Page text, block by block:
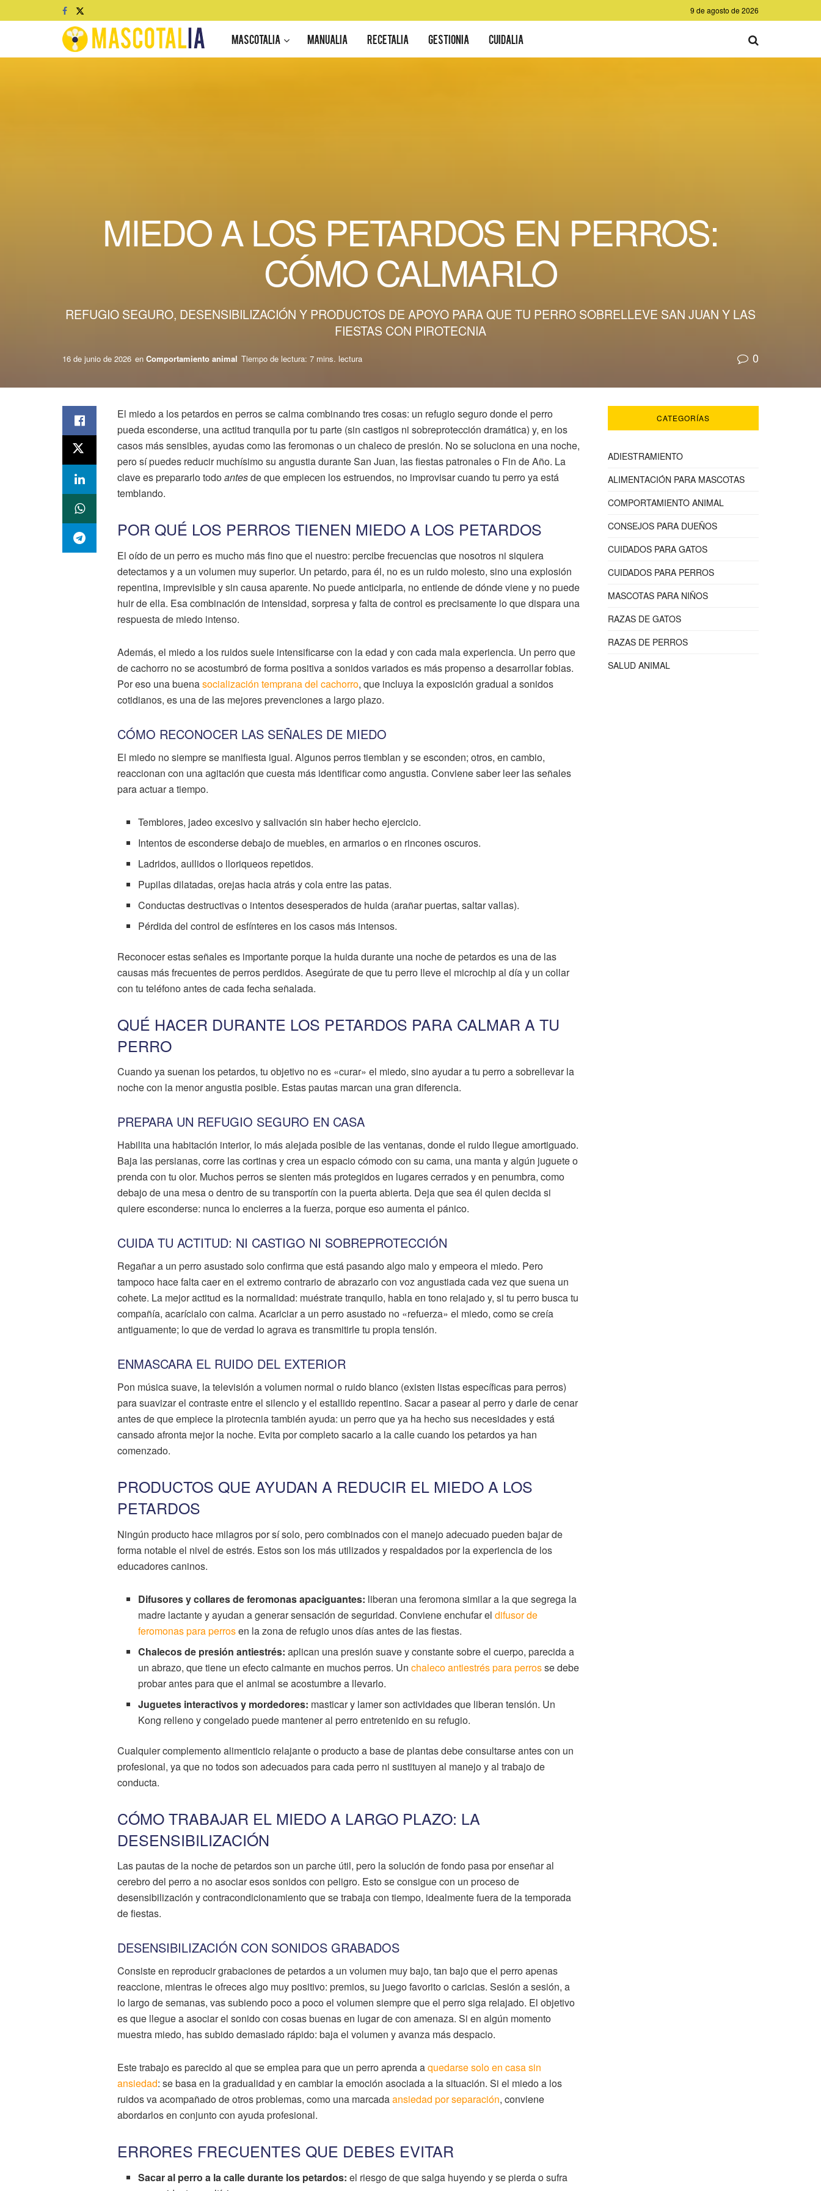
9 de agosto de 2026
MASCOTALIA MANUALIA RECETALIA GESTIONIA CUIDALIA
MIEDO A LOS PETARDOS EN PERROS:
CÓMO CALMARLO
REFUGIO SEGURO, DESENSIBILIZACIÓN Y PRODUCTOS DE APOYO PARA QUE TU PERRO SOBRELLEVE SAN JUAN Y LAS
FIESTAS CON PIROTECNIA
16 de junio de 2026 en Comportamiento animal Tiempo de lectura: 7 mins. lectura 0
El miedo a los petardos en perros se calma combinando tres cosas: un refugio seguro donde el perro
pueda esconderse, una actitud tranquila por tu parte (sin castigos ni sobreprotección dramática) y, en los
casos más sensibles, ayudas como las feromonas o un chaleco de presión. No se soluciona en una noche,
pero sí puedes reducir muchísimo su angustia durante San Juan, las fiestas patronales o Fin de Año. La
clave es prepararlo todoantesde que empiecen los estruendos, no improvisar cuando tu perro ya está
temblando.
POR QUÉ LOS PERROS TIENEN MIEDO A LOS PETARDOS
El oído de un perro es mucho más fino que el nuestro: percibe frecuencias que nosotros ni siquiera
detectamos y a un volumen muy superior. Un petardo, para él, no es un ruido molesto, sino una explosión
repentina, imprevisible y sin causa aparente. No puede anticiparla, no entiende de dónde viene y no puede
huir de ella. Esa combinación de intensidad, sorpresa y falta de control es precisamente lo que dispara una
respuesta de miedo intenso.
Además, el miedo a los ruidos suele intensificarse con la edad y con cada mala experiencia. Un perro que
de cachorro no se acostumbró de forma positiva a sonidos variados es más propenso a desarrollar fobias.
Por eso una buenasocialización temprana del cachorro, que incluya la exposición gradual a sonidos
cotidianos, es una de las mejores prevenciones a largo plazo.
CÓMO RECONOCER LAS SEÑALES DE MIEDO
El miedo no siempre se manifiesta igual. Algunos perros tiemblan y se esconden; otros, en cambio,
reaccionan con una agitación que cuesta más identificar como angustia. Conviene saber leer las señales
para actuar a tiempo.
Temblores, jadeo excesivo y salivación sin haber hecho ejercicio.
Intentos de esconderse debajo de muebles, en armarios o en rincones oscuros.
Ladridos, aullidos o lloriqueos repetidos.
Pupilas dilatadas, orejas hacia atrás y cola entre las patas.
Conductas destructivas o intentos desesperados de huida (arañar puertas, saltar vallas).
Pérdida del control de esfínteres en los casos más intensos.
Reconocer estas señales es importante porque la huida durante una noche de petardos es una de las
causas más frecuentes de perros perdidos. Asegúrate de que tu perro lleve el microchip al día y un collar
con tu teléfono antes de cada fecha señalada.
QUÉ HACER DURANTE LOS PETARDOS PARA CALMAR A TU
PERRO
Cuando ya suenan los petardos, tu objetivo no es «curar» el miedo, sino ayudar a tu perro a sobrellevar la
noche con la menor angustia posible. Estas pautas marcan una gran diferencia.
PREPARA UN REFUGIO SEGURO EN CASA
Habilita una habitación interior, lo más alejada posible de las ventanas, donde el ruido llegue amortiguado.
Baja las persianas, corre las cortinas y crea un espacio cómodo con su cama, una manta y algún juguete o
prenda con tu olor. Muchos perros se sienten más protegidos en lugares cerrados y en penumbra, como
debajo de una mesa o dentro de su transportín con la puerta abierta. Deja que sea él quien decida si
quiere esconderse: nunca lo encierres a la fuerza, porque eso aumenta el pánico.
CUIDA TU ACTITUD: NI CASTIGO NI SOBREPROTECCIÓN
Regañar a un perro asustado solo confirma que está pasando algo malo y empeora el miedo. Pero
tampoco hace falta caer en el extremo contrario de abrazarlo con voz angustiada cada vez que suena un
cohete. La mejor actitud es la normalidad: muéstrate tranquilo, habla en tono relajado y, si tu perro busca tu
compañía, acarícialo con calma. Acariciar a un perro asustado no «refuerza» el miedo, como se creía
antiguamente; lo que de verdad lo agrava es transmitirle tu propia tensión.
ENMASCARA EL RUIDO DEL EXTERIOR
Pon música suave, la televisión a volumen normal o ruido blanco (existen listas específicas para perros)
para suavizar el contraste entre el silencio y el estallido repentino. Sacar a pasear al perro y darle de cenar
antes de que empiece la pirotecnia también ayuda: un perro que ya ha hecho sus necesidades y está
cansado afronta mejor la noche. Evita por completo sacarlo a la calle cuando los petardos ya han
comenzado.
PRODUCTOS QUE AYUDAN A REDUCIR EL MIEDO A LOS
PETARDOS
Ningún producto hace milagros por sí solo, pero combinados con el manejo adecuado pueden bajar de
forma notable el nivel de estrés. Estos son los más utilizados y respaldados por la experiencia de los
educadores caninos.
Difusores y collares de feromonas apaciguantes: liberan una feromona similar a la que segrega la
madre lactante y ayudan a generar sensación de seguridad. Conviene enchufar eldifusor de
feromonas para perrosen la zona de refugio unos días antes de las fiestas.
Chalecos de presión antiestrés: aplican una presión suave y constante sobre el cuerpo, parecida a
un abrazo, que tiene un efecto calmante en muchos perros. Unchaleco antiestrés para perrosse debe
probar antes para que el animal se acostumbre a llevarlo.
Juguetes interactivos y mordedores: masticar y lamer son actividades que liberan tensión. Un
Kong relleno y congelado puede mantener al perro entretenido en su refugio.
Cualquier complemento alimenticio relajante o producto a base de plantas debe consultarse antes con un
profesional, ya que no todos son adecuados para cada perro ni sustituyen al manejo y al trabajo de
conducta.
CÓMO TRABAJAR EL MIEDO A LARGO PLAZO: LA
DESENSIBILIZACIÓN
Las pautas de la noche de petardos son un parche útil, pero la solución de fondo pasa por enseñar al
cerebro del perro a no asociar esos sonidos con peligro. Esto se consigue con un proceso de
desensibilización y contracondicionamiento que se trabaja con tiempo, idealmente fuera de la temporada
de fiestas.
DESENSIBILIZACIÓN CON SONIDOS GRABADOS
Consiste en reproducir grabaciones de petardos a un volumen muy bajo, tan bajo que el perro apenas
reaccione, mientras le ofreces algo muy positivo: premios, su juego favorito o caricias. Sesión a sesión, a
lo largo de semanas, vas subiendo poco a poco el volumen siempre que el perro siga relajado. El objetivo
es que llegue a asociar el sonido con cosas buenas en lugar de con amenaza. Si en algún momento
muestra miedo, has subido demasiado rápido: baja el volumen y avanza más despacio.
Este trabajo es parecido al que se emplea para que un perro aprenda aquedarse solo en casa sin
ansiedad: se basa en la gradualidad y en cambiar la emoción asociada a la situación. Si el miedo a los
ruidos va acompañado de otros problemas, como una marcadaansiedad por separación, conviene
abordarlos en conjunto con ayuda profesional.
ERRORES FRECUENTES QUE DEBES EVITAR
Sacar al perro a la calle durante los petardos: el riesgo de que salga huyendo y se pierda o sufra
CATEGORÍAS
ADIESTRAMIENTO
ALIMENTACIÓN PARA MASCOTAS
COMPORTAMIENTO ANIMAL
CONSEJOS PARA DUEÑOS
CUIDADOS PARA GATOS
CUIDADOS PARA PERROS
MASCOTAS PARA NIÑOS
RAZAS DE GATOS
RAZAS DE PERROS
SALUD ANIMAL